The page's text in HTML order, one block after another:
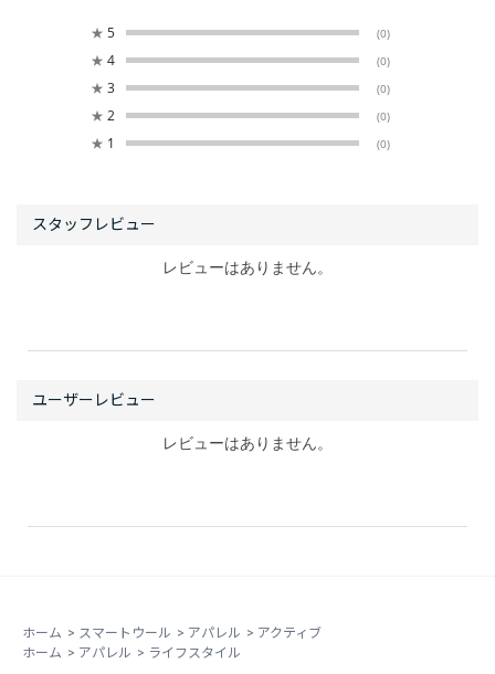
★ 5 (0)
★ 4 (0)
★ 3 (0)
★ 2 (0)
★ 1 (0)
レビューはありません。
レビューはありません。
ホーム > スマートウール > アパレル > アクティブ
ホーム > アパレル > ライフスタイル